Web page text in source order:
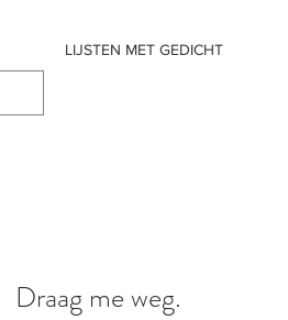
LIJSTEN MET GEDICHT
Draag me weg.